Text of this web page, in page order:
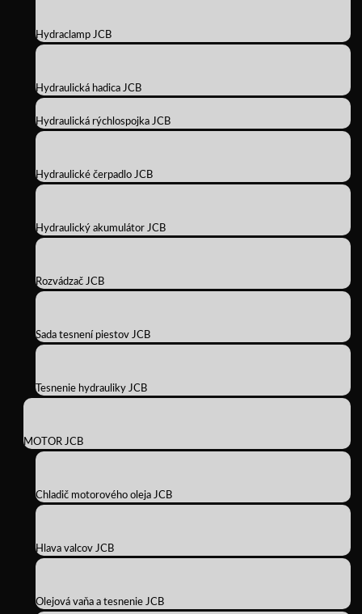
Hydraclamp JCB
Hydraulická hadica JCB
Hydraulická rýchlospojka JCB
Hydraulické čerpadlo JCB
Hydraulický akumulátor JCB
Rozvádzač JCB
Sada tesnení piestov JCB
Tesnenie hydrauliky JCB
MOTOR JCB
Chladič motorového oleja JCB
Hlava valcov JCB
Olejová vaňa a tesnenie JCB